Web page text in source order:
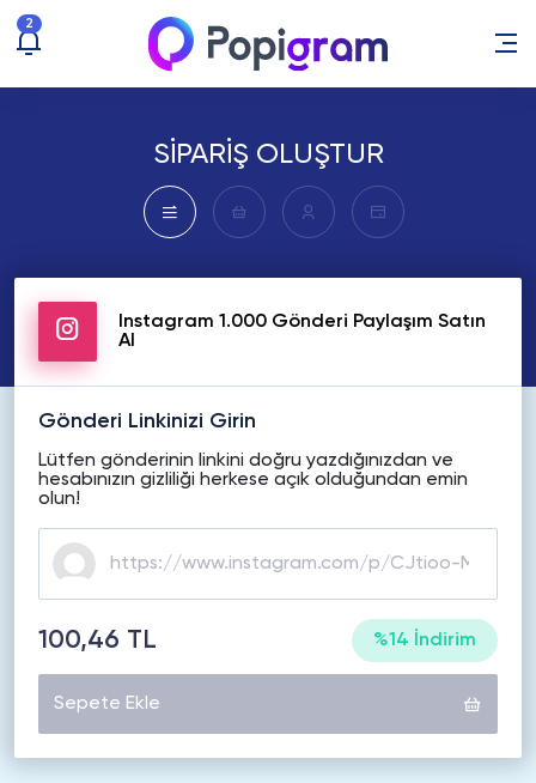
2
SİPARİŞ OLUŞTUR
Instagram 1.000 Gönderi Paylaşım Satın
Al
Gönderi Linkinizi Girin
Lütfen gönderinin linkini doğru yazdığınızdan ve
hesabınızın gizliliği herkese açık olduğundan emin
olun!
100,46 TL %14 İndirim
Sepete Ekle